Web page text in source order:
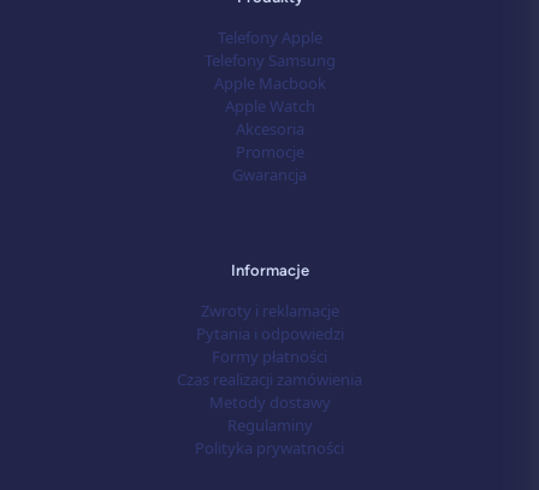
Telefony Apple
Telefony Samsung
Apple Macbook
Apple Watch
Akcesoria
Promocje
Gwarancja
Informacje
Zwroty i reklamacje
Pytania i odpowiedzi
Formy płatności
Czas realizacji zamówienia
Metody dostawy
Regulaminy
Polityka prywatności